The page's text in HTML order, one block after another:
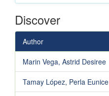
Discover
Author
Marin Vega, Astrid Desiree
Tamay López, Perla Eunice